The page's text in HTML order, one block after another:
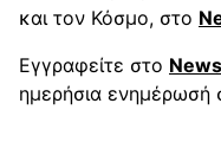
και τον Κόσμο, στο
Εγγραφείτε στο
ημερήσια ενημέρωσή